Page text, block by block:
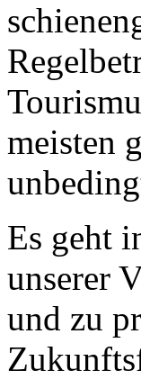
meisten
Es geht
unserer
und zu